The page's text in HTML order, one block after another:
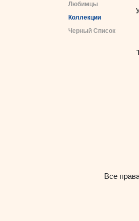
Любимцы
Коллекции
Черный Список
Все